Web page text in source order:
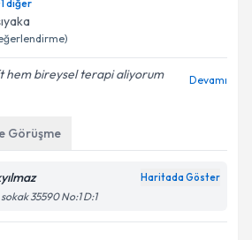
1diğer
hem bireysel terapi aliyorum
Devamı
Görüşme
Haritada Göster
35590 No:1 D:1